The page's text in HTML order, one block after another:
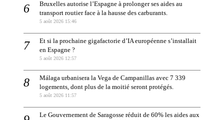
Bruxelles autorise l’Espagne à prolonger ses aides au
transport routier face à la hausse des carburants.
5 août 2026 15:46
Et si la prochaine gigafactorie d’IA européenne s’installait
en Espagne ?
5 août 2026 12:57
Málaga urbanisera la Vega de Campanillas avec 7 339
logements, dont plus de la moitié seront protégés.
5 août 2026 11:57
Le Gouvernement de Saragosse réduit de 60% les aides aux